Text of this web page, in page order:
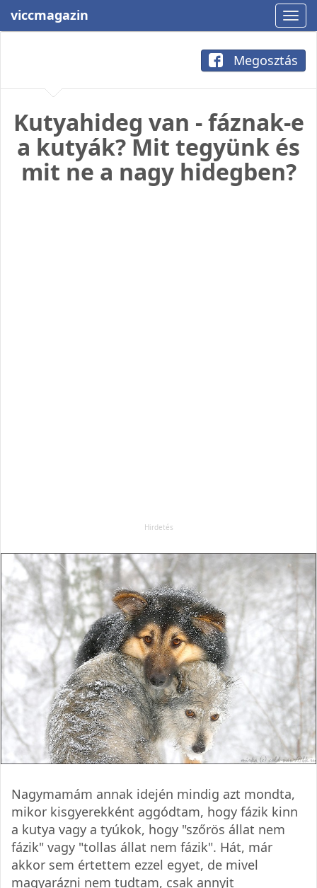
viccmagazin
Megosztás
Kutyahideg van - fáznak-e
a kutyák? Mit tegyünk és
mit ne a nagy hidegben?
Nagymamám annak idején mindig azt mondta,
mikor kisgyerekként aggódtam, hogy fázik kinn
a kutya vagy a tyúkok, hogy "szőrös állat nem
fázik" vagy "tollas állat nem fázik". Hát, már
akkor sem értettem ezzel egyet, de mivel
magyarázni nem tudtam, csak annyit